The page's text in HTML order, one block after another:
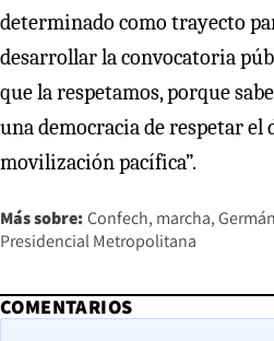
determinado como trayecto
desarrollar la convocatoria
que la respetamos, porque
una democracia de respetar el
movilización pacífica”.
Más sobre: Confech marcha
Presidencial Metropolitana
COMENTARIOS